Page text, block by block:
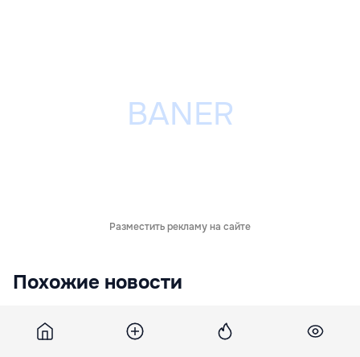
Разместить рекламу на сайте
Похожие новости